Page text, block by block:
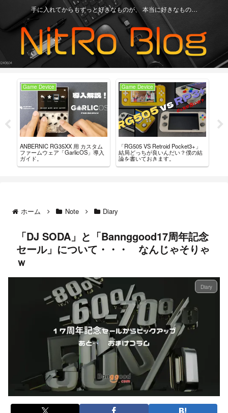
手に入れてからもずっと好きなものが、 本当に好きなもの…
Game Device
ANBERNIC RG35XX 用 カスタム
ファームウェア「GarlicOS」導入
ガイド。
Game Device
「RG505 VS Retroid Pocket3+」
結局どっちが良いんだい？僕の結
論を書いておきます。
ホーム Note Diary
「DJ SODA」と「Bannggood17周年記念
セール」について・・・ なんじゃそりゃ
ｗ
Diary